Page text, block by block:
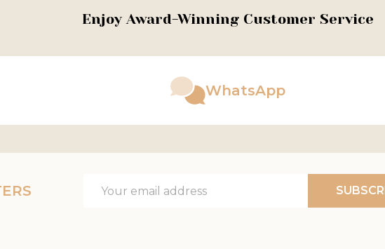
Enjoy Award-Winning Customer Service
WhatsApp
Address